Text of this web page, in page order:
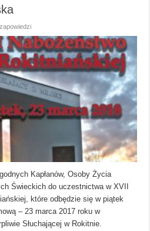
Kapłanów, Osoby Życia
Świeckich do uczestnictwa w XVII
które odbędzie się w piątek
– 23 marca 2017 roku w
Słuchającej w Rokitnie.